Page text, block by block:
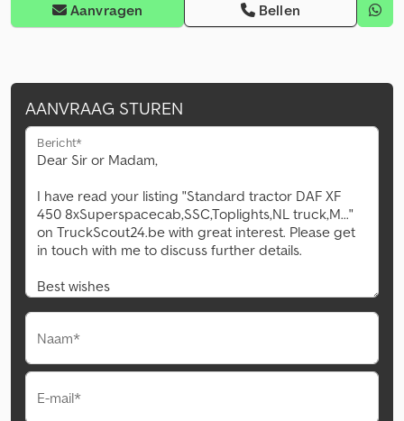
Aanvragen Bellen
AANVRAAG STUREN
Bericht*
Naam*
E-mail*